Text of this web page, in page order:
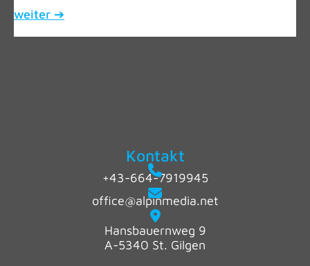
weiter ➔
Kontakt
+43-664-7919945
office@alpinmedia.net
Hansbauernweg 9
A-5340 St. Gilgen